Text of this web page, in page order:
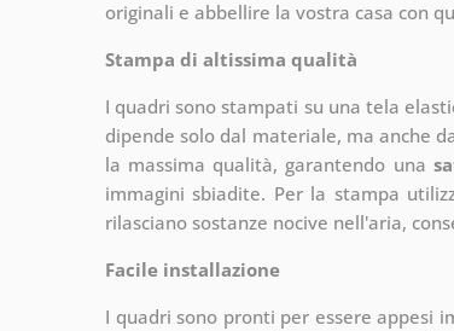
originali e abbellire la vostra casa con
Stampa di altissima qualità
I quadri sono stampati su una tela
dipende solo dal materiale, ma anche
la massima qualità, garantendo una
immagini sbiadite. Per la stampa
rilasciano sostanze nocive nell'aria,
Facile installazione
I quadri sono pronti per essere appesi